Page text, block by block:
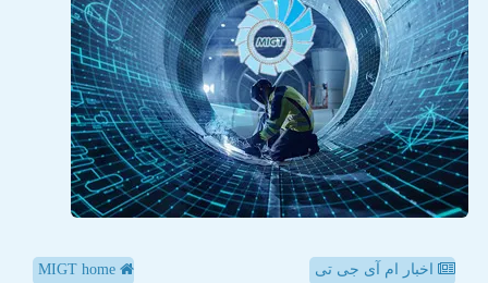
اخبار ام آی جی تی